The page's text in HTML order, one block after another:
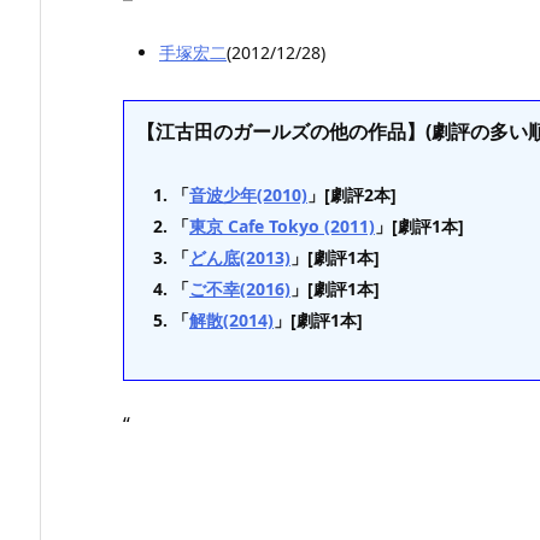
手塚宏二(2012/12/28)
【江古田のガールズの他の作品】(劇評の多い
「音波少年(2010) 」[劇評2本]
「東京 Cafe Tokyo (2011) 」[劇評1本]
「どん底(2013) 」[劇評1本]
「ご不幸(2016) 」[劇評1本]
「解散(2014) 」[劇評1本]
“